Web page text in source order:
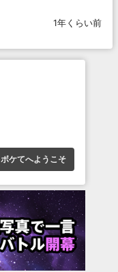
1年くらい前
ボケてへようこそ